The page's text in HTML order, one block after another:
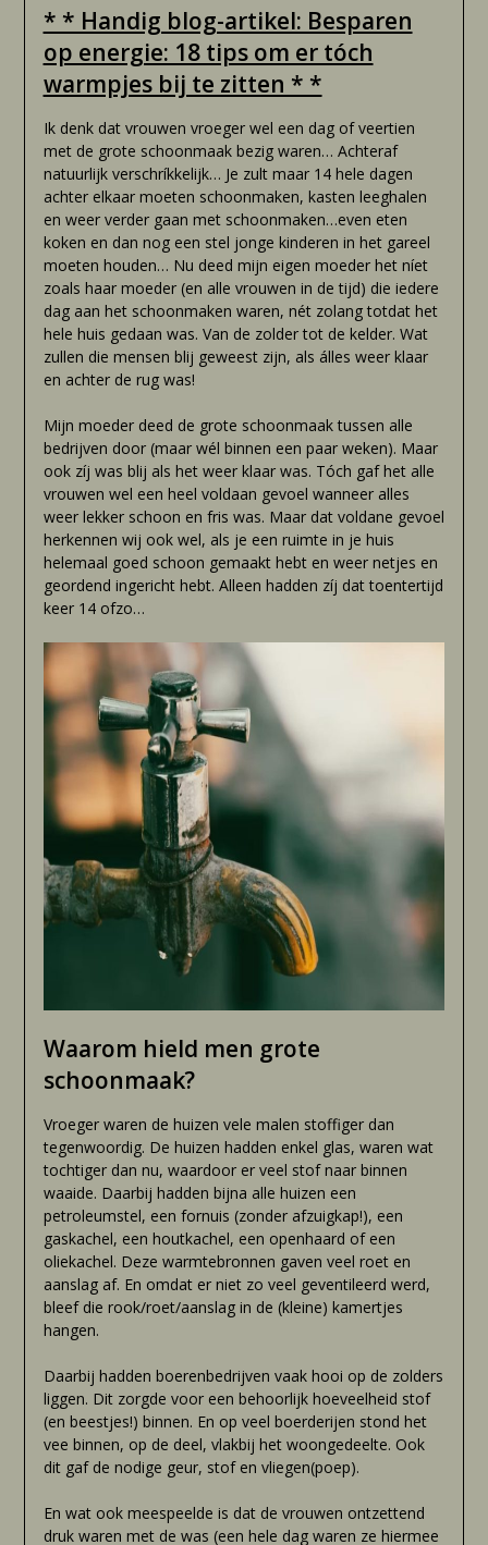
* * Handig blog-artikel: Besparen
op energie: 18 tips om er tóch
warmpjes bij te zitten * *
Ik denk dat vrouwen vroeger wel een dag of veertien
met de grote schoonmaak bezig waren… Achteraf
natuurlijk verschríkkelijk… Je zult maar 14 hele dagen
achter elkaar moeten schoonmaken, kasten leeghalen
en weer verder gaan met schoonmaken…even eten
koken en dan nog een stel jonge kinderen in het gareel
moeten houden… Nu deed mijn eigen moeder het níet
zoals haar moeder (en alle vrouwen in de tijd) die iedere
dag aan het schoonmaken waren, nét zolang totdat het
hele huis gedaan was. Van de zolder tot de kelder. Wat
zullen die mensen blij geweest zijn, als álles weer klaar
en achter de rug was!
Mijn moeder deed de grote schoonmaak tussen alle
bedrijven door (maar wél binnen een paar weken). Maar
ook zíj was blij als het weer klaar was. Tóch gaf het alle
vrouwen wel een heel voldaan gevoel wanneer alles
weer lekker schoon en fris was. Maar dat voldane gevoel
herkennen wij ook wel, als je een ruimte in je huis
helemaal goed schoon gemaakt hebt en weer netjes en
geordend ingericht hebt. Alleen hadden zíj dat toentertijd
keer 14 ofzo…
Waarom hield men grote
schoonmaak?
Vroeger waren de huizen vele malen stoffiger dan
tegenwoordig. De huizen hadden enkel glas, waren wat
tochtiger dan nu, waardoor er veel stof naar binnen
waaide. Daarbij hadden bijna alle huizen een
petroleumstel, een fornuis (zonder afzuigkap!), een
gaskachel, een houtkachel, een openhaard of een
oliekachel. Deze warmtebronnen gaven veel roet en
aanslag af. En omdat er niet zo veel geventileerd werd,
bleef die rook/roet/aanslag in de (kleine) kamertjes
hangen.
Daarbij hadden boerenbedrijven vaak hooi op de zolders
liggen. Dit zorgde voor een behoorlijk hoeveelheid stof
(en beestjes!) binnen. En op veel boerderijen stond het
vee binnen, op de deel, vlakbij het woongedeelte. Ook
dit gaf de nodige geur, stof en vliegen(poep).
En wat ook meespeelde is dat de vrouwen ontzettend
druk waren met de was (een hele dag waren ze hiermee